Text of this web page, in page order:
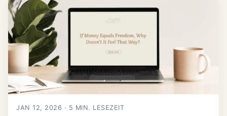
JAN 12, 2026 · 5 MIN. LESEZEIT